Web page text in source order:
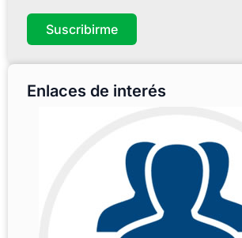
Suscribirme
Enlaces de interés